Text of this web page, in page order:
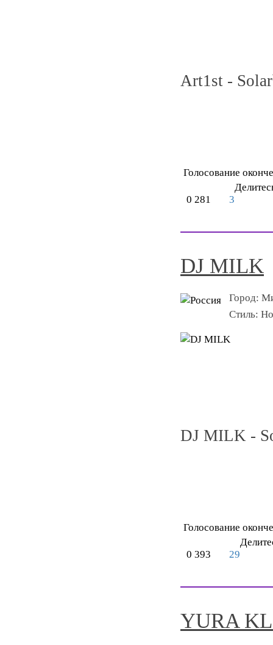
Art1st -
Голосование
3
0 281
DJ MILK
Город:
Стиль:
DJ MILK -
Голосование
29
0 393
YURA